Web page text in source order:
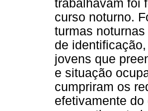
trabalhavam foi
curso noturno.
turmas
de
jovens que
e situação
cumpriram os
efetivamente